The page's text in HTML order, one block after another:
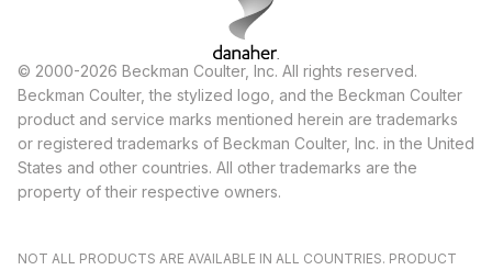
© 2000-2026 Beckman Coulter, Inc. All rights reserved.
Beckman Coulter, the stylized logo, and the Beckman Coulter
product and service marks mentioned herein are trademarks
or registered trademarks of Beckman Coulter, Inc. in the United
States and other countries. All other trademarks are the
property of their respective owners.
NOT ALL PRODUCTS ARE AVAILABLE IN ALL COUNTRIES. PRODUCT